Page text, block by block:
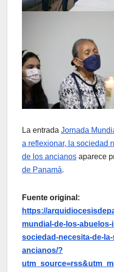
La entrada Jornada
a reflexionar, la sociedad
de los ancianos aparece
de Panamá.
Fuente original:
https://
mundial-de-los-
sociedad-necesita-de-
ancianos/?